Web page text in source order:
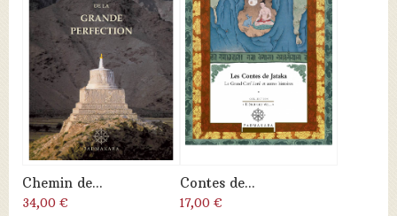
Chemin de...
34,00 €
Contes de...
17,00 €